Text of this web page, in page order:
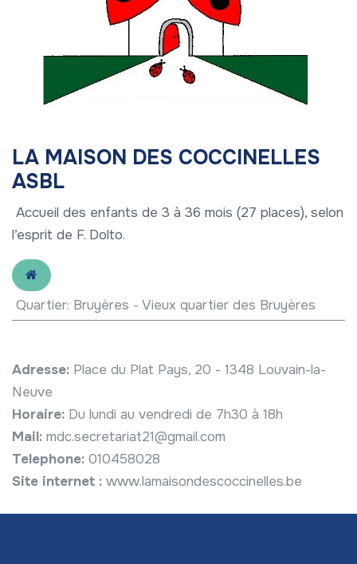
LA MAISON DES COCCINELLES
ASBL
Accueil des enfants de 3 à 36 mois (27 places), selon
l’esprit de F. Dolto.
Quartier: Bruyères - Vieux quartier des Bruyères
Adresse: Place du Plat Pays, 20 - 1348 Louvain-la-
Neuve
Horaire: Du lundi au vendredi de 7h30 à 18h
Mail: mdc.secretariat21@gmail.com
Telephone: 010458028
Site internet : www.lamaisondescoccinelles.be